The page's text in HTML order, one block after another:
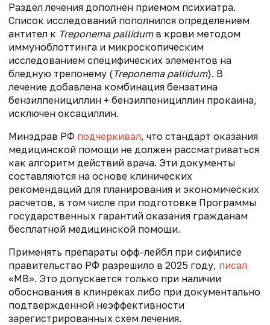
Раздел лечения дополнен приемом психиатра.
Список исследований пополнился определением
антител к Treponema pallidum в крови методом
иммуноблоттинга и микроскопическим
исследованием специфических элементов на
бледную трепонему (Treponema pallidum). В
лечение добавлена комбинация бензатина
бензилпенициллин + бензилпенициллин прокаина,
исключен оксациллин.
Минздрав РФ подчеркивал, что стандарт оказания
медицинской помощи не должен рассматриваться
как алгоритм действий врача. Эти документы
составляются на основе клинических
рекомендаций для планирования и экономических
расчетов, в том числе при подготовке Программы
государственных гарантий оказания гражданам
бесплатной медицинской помощи.
Применять препараты офф-лейбл при сифилисе
правительство РФ разрешило в 2025 году, писал
«МВ». Это допускается только при наличии
обоснования в клинреках либо при документально
подтвержденной неэффективности
зарегистрированных схем лечения.